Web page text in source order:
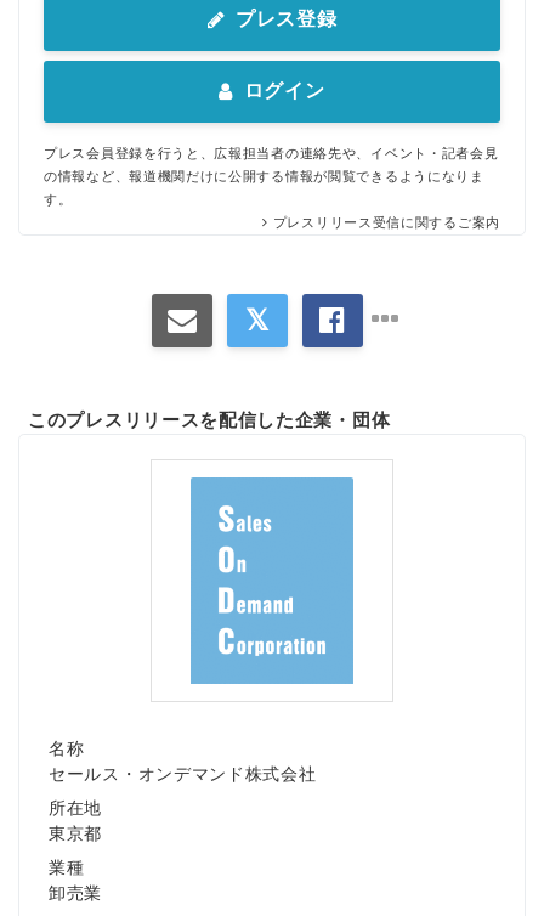
プレス登録
ログイン
プレス会員登録を行うと、広報担当者の連絡先や、イベント・記者会見
の情報など、報道機関だけに公開する情報が閲覧できるようになりま
す。
プレスリリース受信に関するご案内
このプレスリリースを配信した企業・団体
名称
セールス・オンデマンド株式会社
所在地
東京都
業種
卸売業